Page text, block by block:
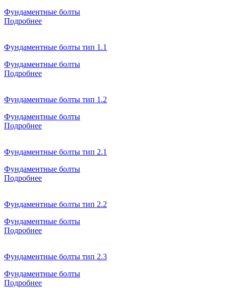
Фундаментные болты
Подробнее
Фундаментные болты тип 1.1
Фундаментные болты
Подробнее
Фундаментные болты тип 1.2
Фундаментные болты
Подробнее
Фундаментные болты тип 2.1
Фундаментные болты
Подробнее
Фундаментные болты тип 2.2
Фундаментные болты
Подробнее
Фундаментные болты тип 2.3
Фундаментные болты
Подробнее